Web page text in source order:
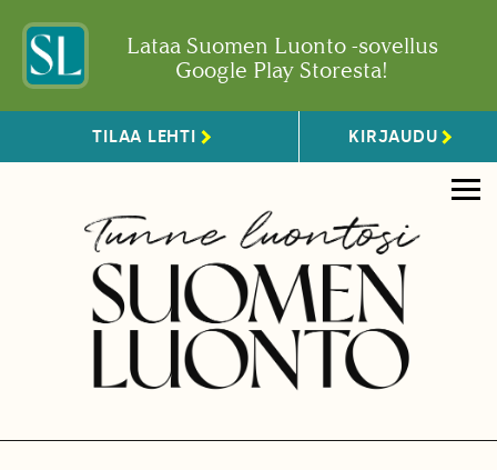
Lataa Suomen Luonto -sovellus
Google Play Storesta!
TILAA LEHTI KIRJAUDU